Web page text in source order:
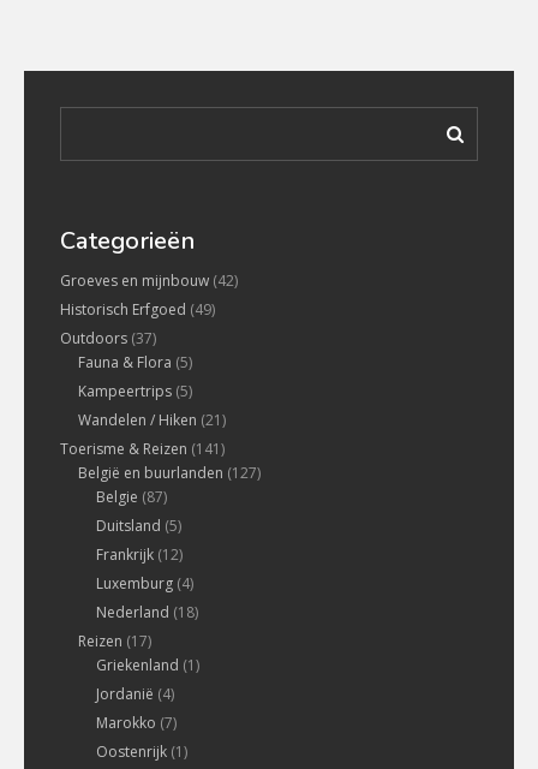
Categorieën
Groeves en mijnbouw (42)
Historisch Erfgoed (49)
Outdoors (37)
Fauna & Flora (5)
Kampeertrips (5)
Wandelen / Hiken (21)
Toerisme & Reizen (141)
België en buurlanden (127)
Belgie (87)
Duitsland (5)
Frankrijk (12)
Luxemburg (4)
Nederland (18)
Reizen (17)
Griekenland (1)
Jordanië (4)
Marokko (7)
Oostenrijk (1)